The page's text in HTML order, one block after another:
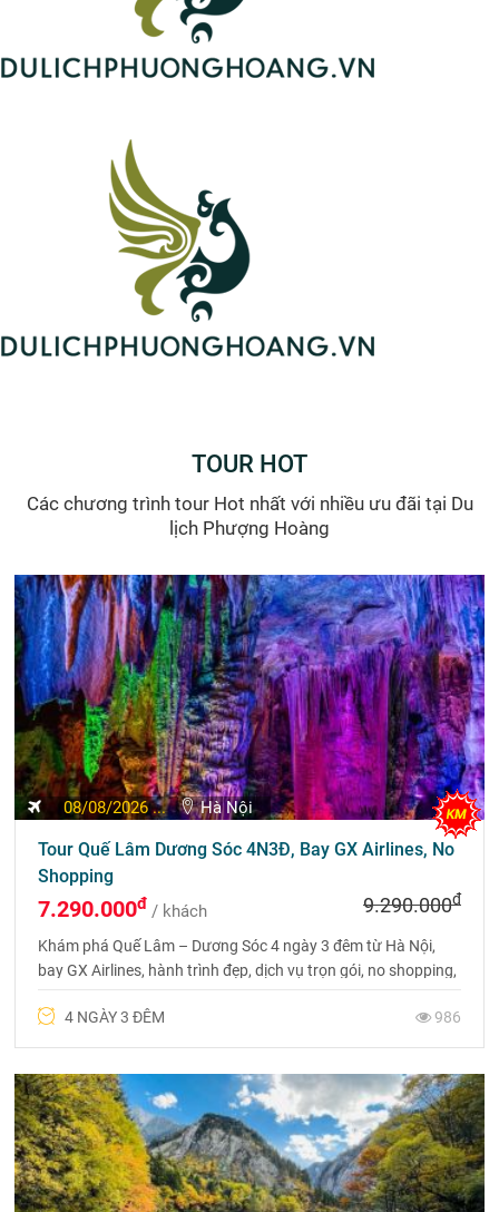
TOUR HOT
Các chương trình tour Hot nhất với nhiều ưu đãi tại Du
lịch Phượng Hoàng
08/08/2026 ... Hà Nội
Tour Quế Lâm Dương Sóc 4N3Đ, Bay GX Airlines, No
Shopping
7.290.000đ / khách 9.290.000đ
Khám phá Quế Lâm – Dương Sóc 4 ngày 3 đêm từ Hà Nội,
bay GX Airlines, hành trình đẹp, dịch vụ trọn gói, no shopping,
566 5984 NGÀY 3 ĐÊM 986